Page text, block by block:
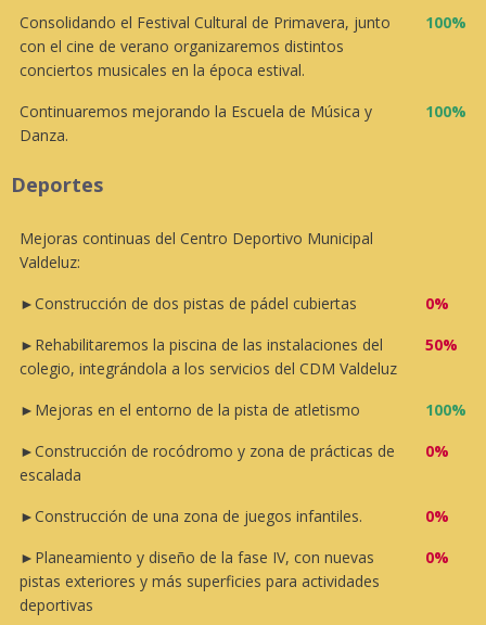
Consolidando el Festival Cultural de Primavera, junto
con el cine de verano organizaremos distintos
conciertos musicales en la época estival.
100%
Continuaremos mejorando la Escuela de Música y
Danza.
100%
Deportes
Mejoras continuas del Centro Deportivo Municipal
Valdeluz:
►Construcción de dos pistas de pádel cubiertas
0%
►Rehabilitaremos la piscina de las instalaciones del
colegio, integrándola a los servicios del CDM Valdeluz
50%
►Mejoras en el entorno de la pista de atletismo
100%
►Construcción de rocódromo y zona de prácticas de
escalada
0%
►Construcción de una zona de juegos infantiles.
0%
►Planeamiento y diseño de la fase IV, con nuevas
pistas exteriores y más superficies para actividades
deportivas
0%